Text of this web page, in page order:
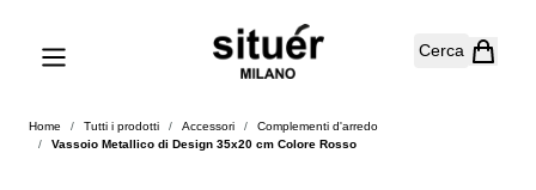
Cerca
Home / Tutti i prodotti / Accessori /
Complementi d'arredo
/
Vassoio Metallico di Design 35x20 cm Colore Rosso